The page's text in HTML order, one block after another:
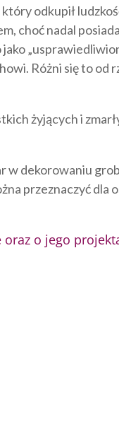
odkupił
choć nadal
Różni się to od
żyjących i
w dekorowaniu
przeznaczyć dla
oraz o jego